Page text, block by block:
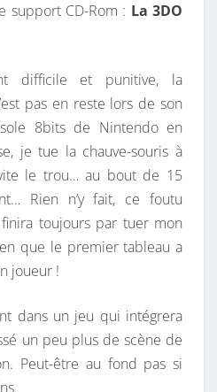
support CD-Rom : La 3DO
difficile et punitive, la
pas en reste lors de son
8bits de Nintendo en
je tue la chauve-souris à
le trou… au bout de 15
Rien n’y fait, ce foutu
toujours par tuer mon
que le premier tableau a
joueur !
dans un jeu qui intégrera
un peu plus de scène de
Peut-être au fond pas si